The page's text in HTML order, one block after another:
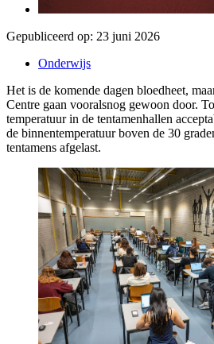
Gepubliceerd op: 23 juni 2026
Onderwijs
Het is de komende dagen bloedheet,
Centre gaan vooralsnog gewoon door.
temperatuur in de tentamenhallen
de binnentemperatuur boven de 30
tentamens afgelast.